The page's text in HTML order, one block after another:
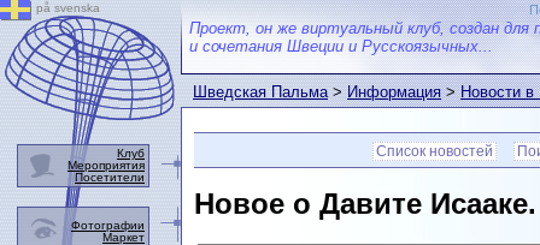
Проект, он же виртуальный клуб, создан для
и сочетания Швеции и Русскоязычных...
Шведская Пальма>Информация>Новости
Список новостей
Новое о Давите Исааке.
på svenska
Клуб
Мероприятия
Посетители
Фотографии
Маркет